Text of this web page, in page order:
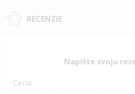
RECENZIE
Napíšte svoju
Cena